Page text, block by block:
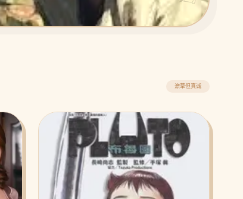
潦草但真诚